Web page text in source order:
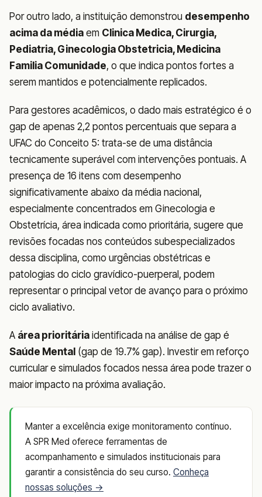
Por outro lado, a instituição demonstrou desempenho
acima da média em Clinica Medica, Cirurgia,
Pediatria, Ginecologia Obstetricia, Medicina
Familia Comunidade, o que indica pontos fortes a
serem mantidos e potencialmente replicados.
Para gestores acadêmicos, o dado mais estratégico é o
gap de apenas 2,2 pontos percentuais que separa a
UFAC do Conceito 5: trata-se de uma distância
tecnicamente superável com intervenções pontuais. A
presença de 16 itens com desempenho
significativamente abaixo da média nacional,
especialmente concentrados em Ginecologia e
Obstetrícia, área indicada como prioritária, sugere que
revisões focadas nos conteúdos subespecializados
dessa disciplina, como urgências obstétricas e
patologias do ciclo gravídico-puerperal, podem
representar o principal vetor de avanço para o próximo
ciclo avaliativo.
A área prioritária identificada na análise de gap é
Saúde Mental (gap de 19.7% gap). Investir em reforço
curricular e simulados focados nessa área pode trazer o
maior impacto na próxima avaliação.
Manter a excelência exige monitoramento contínuo.
A SPR Med oferece ferramentas de
acompanhamento e simulados institucionais para
garantir a consistência do seu curso. Conheça
nossas soluções →